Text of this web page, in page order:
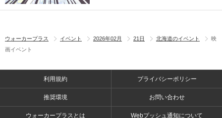
ウォーカープラス イベント 2026年02月 21日 北海道のイベント
映
画イベント
利用規約 プライバシーポリシー
推奨環境 お問い合わせ
ウォーカープラスとは Webプッシュ通知について